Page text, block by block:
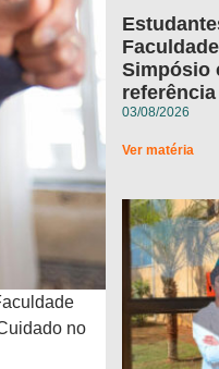
no
Simpósio
03/08/2026
Ver matéria